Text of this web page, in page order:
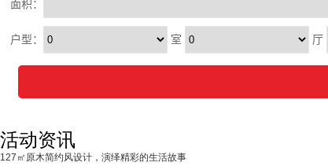
活动资讯
127㎡原木简约风设计，演绎精彩的生活故事